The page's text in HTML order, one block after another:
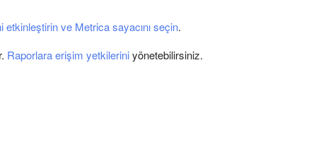
etkinleştirin ve Metrica sayacını seçin.
Raporlara erişim yetkileriniyönetebilirsiniz.